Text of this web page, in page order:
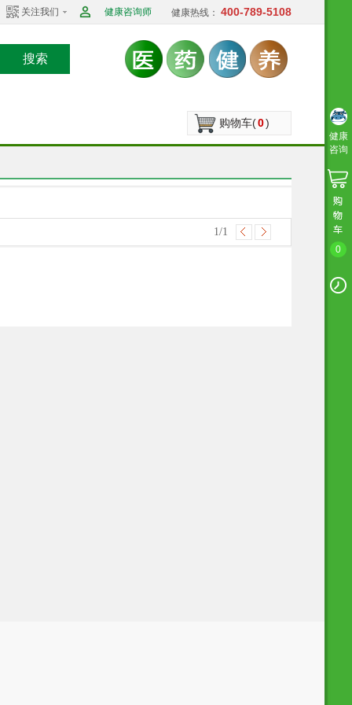
关注我们 健康咨询师 健康热线： 400-789-5108
搜索
购物车(0)
1/1
健康
咨询
0